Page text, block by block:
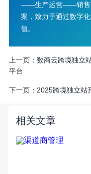
——生产运营——销售
案，致力于通过数字
值。
上一页： 数商云跨境独立
平台
下一页： 2025跨境独立站
相关文章